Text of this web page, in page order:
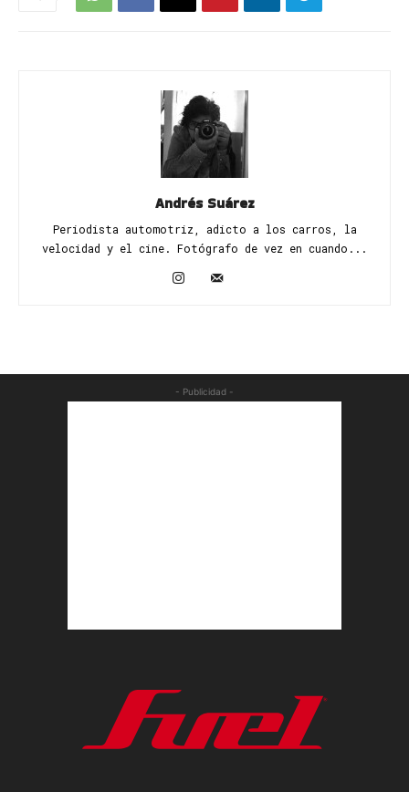
Andrés Suárez
Periodista automotriz, adicto a los carros, la
velocidad y el cine. Fotógrafo de vez en cuando...
- Publicidad -